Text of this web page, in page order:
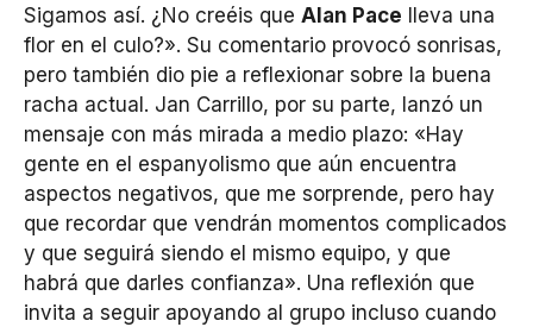
Sigamos así. ¿No creéis que Alan Pace lleva una
flor en el culo?». Su comentario provocó sonrisas,
pero también dio pie a reflexionar sobre la buena
racha actual. Jan Carrillo, por su parte, lanzó un
mensaje con más mirada a medio plazo: «Hay
gente en el espanyolismo que aún encuentra
aspectos negativos, que me sorprende, pero hay
que recordar que vendrán momentos complicados
y que seguirá siendo el mismo equipo, y que
habrá que darles confianza». Una reflexión que
invita a seguir apoyando al grupo incluso cuando